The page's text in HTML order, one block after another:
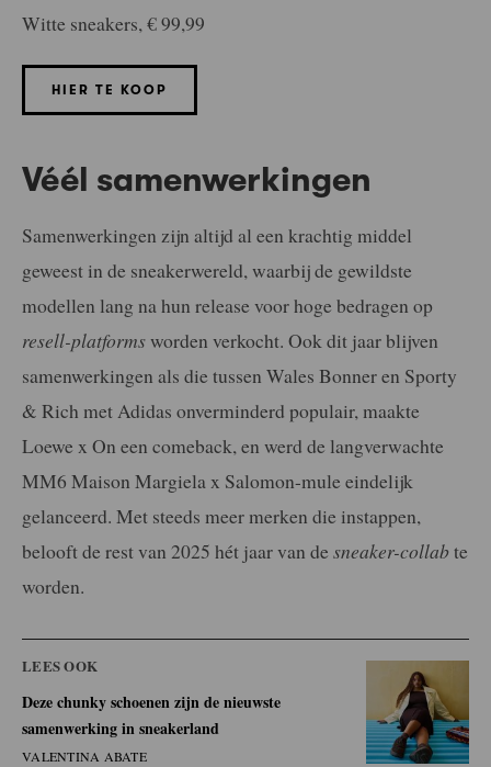
Witte sneakers, € 99,99
HIER TE KOOP
Véél samenwerkingen
Samenwerkingen zijn altijd al een krachtig middel
geweest in de sneakerwereld, waarbij de gewildste
modellen lang na hun release voor hoge bedragen op
resell-platformsworden verkocht. Ook dit jaar blijven
samenwerkingen als die tussen Wales Bonner en Sporty
& Rich met Adidas onverminderd populair, maakte
Loewe x On een comeback, en werd de langverwachte
MM6 Maison Margiela x Salomon-mule eindelijk
gelanceerd. Met steeds meer merken die instappen,
belooft de rest van 2025 hét jaar van de sneaker-collab te
worden.
LEES OOK
Deze chunky schoenen zijn de nieuwste
samenwerking in sneakerland
VALENTINA ABATE